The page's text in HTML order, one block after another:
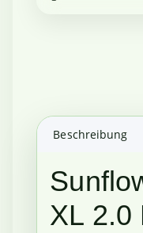
Beschreibung
XL 2.0